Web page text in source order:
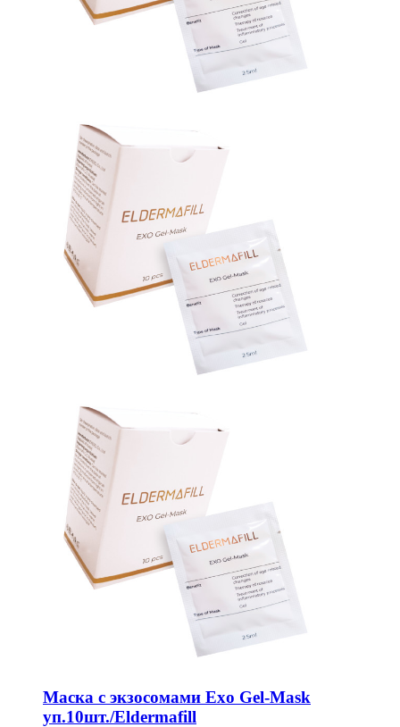
Маска с экзосомами Exo Gel-Mask
уп.10шт./Eldermafill